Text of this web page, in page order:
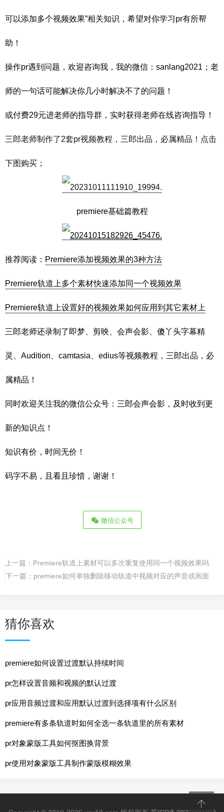
可以添加多个视频效果”相关知识，希望对你学习pr有所帮
助！
操作pr遇到问题，欢迎咨询我，我的微信：sanlang2021；老
师的一句话可能解决你几小时解决不了的问题！
或付费29元进老师的指导群，实时获得老师在线咨询指导！
三郎老师制作了2套pr视频教程，三郎出品，必属精品！点击
下图购买；
premiere基础篇教程
推荐阅读： Premiere添加视频效果的3种方法
Premiere轨道上多个素材快速添加同一个视频效果
Premiere轨道上设置好的视频效果如何应用到其它素材上
三郎老师还录制了即梦、剪映、会声会影、傻丫头字幕精
灵、Audition、camtasia、edius等视频教程，三郎出品，必
属精品！
同时欢迎关注我的微信公众号：三郎会声会影，及时收到更
新的知识点！
知识有价，时间无价！
码字不易，且 看且珍惜，谢谢！
微信公众号
上一篇： Premiere轨道上素材可以多次重复使用同一个视频效果吗
下一篇： premiere如何单独删除移动轨道中视频对应的声音或画面
猜你喜欢
premiere如何设置过渡默认持续时间
pr怎样设置音频和视频的默认过渡
pr应用音频过渡和应用默认过渡到选择项有什么区别
premiere有多条轨道时如何全选一条轨道里的所有素材
pr对象蒙版工具如何抠图换背景
pr使用对象蒙版工具制作蒙版模糊效果